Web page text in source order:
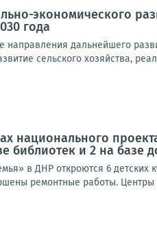
экономического
года
дальнейшего
сельского хозяйства,
национального
библиотек и 2 на базе
в ДНР откроются 6
ремонтные работы. Центры